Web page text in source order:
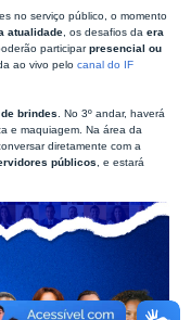
no serviço público, o momento
atualidade , os desafios da era
participarpresencial ou
ao vivo pelo canal do IF
brindes . No 3º andar, haverá
e maquiagem. Na área da
diretamente com a
públicos , e estará